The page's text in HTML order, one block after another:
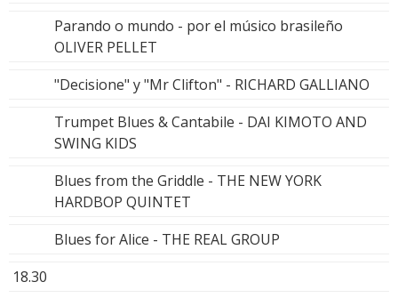
Parando o mundo - por el músico brasileño
OLIVER PELLET
"Decisione" y "Mr Clifton" - RICHARD GALLIANO
Trumpet Blues & Cantabile - DAI KIMOTO AND
SWING KIDS
Blues from the Griddle - THE NEW YORK
HARDBOP QUINTET
Blues for Alice - THE REAL GROUP
18.30